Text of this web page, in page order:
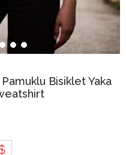
Bisiklet Yaka